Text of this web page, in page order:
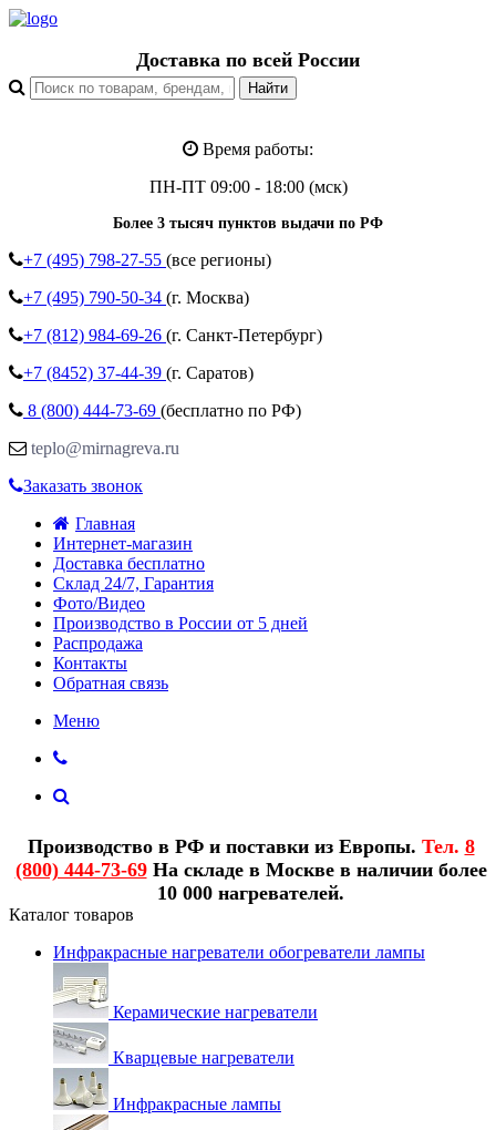
Доставка по всей России
Время работы:
ПН-ПТ 09:00 - 18:00 (мск)
Более 3 тысяч пунктов выдачи по РФ
+7 (495) 798-27-55 (все регионы)
+7 (495) 790-50-34 (г. Москва)
+7 (812) 984-69-26 (г. Санкт-Петербург)
+7 (8452) 37-44-39 (г. Саратов)
8 (800) 444-73-69 (бесплатно по РФ)
teplo@mirnagreva.ru
Заказать звонок
Главная
Интернет-магазин
Доставка бесплатно
Склад 24/7, Гарантия
Фото/Видео
Производство в России от 5 дней
Распродажа
Контакты
Обратная связь
Меню
Производство в РФ и поставки из Европы. Тел. 8
(800) 444-73-69На складе в Москве в наличии более
10 000 нагревателей.
Каталог товаров
Инфракрасные нагреватели обогреватели лампы
Керамические нагреватели
Кварцевые нагреватели
Инфракрасные лампы